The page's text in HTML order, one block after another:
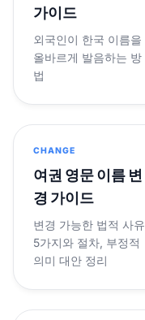
가이드
외국인이 한국 이름을
올바르게 발음하는 방
법
CHANGE
여권 영문 이름 변
경 가이드
변경 가능한 법적 사유
5가지와 절차, 부정적
의미 대안 정리